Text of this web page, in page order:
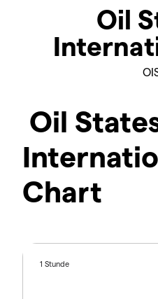
Oil
Oil
Chart
1 Stunde